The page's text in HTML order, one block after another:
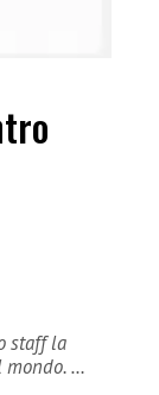
staff la
mondo. …